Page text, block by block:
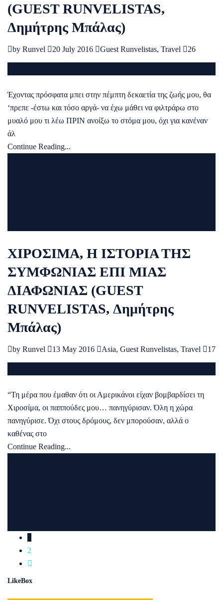
(GUEST RUNVELISTAS,
Δημήτρης Μπάλας)
by Runvel 20 July 2016 Guest Runvelistas, Travel 26
Έχοντας πρόσφατα μπει στην πέμπτη δεκαετία της ζωής μου, θα
‘πρεπε -έστω και τόσο αργά- να έχω μάθει να φιλτράρω στο
μυαλό μου τι λέω ΠΡΙΝ ανοίξω το στόμα μου, όχι για κανέναν
άλ
Continue Reading...
ΧΙΡΟΣΙΜΑ, Η ΙΣΤΟΡΙΑ ΤΗΣ
ΣΥΜΦΩΝΙΑΣ ΕΠΙ ΜΙΑΣ
ΔΙΑΦΩΝΙΑΣ (GUEST
RUNVELISTAS, Δημήτρης
Μπάλας)
by Runvel 13 May 2016 Asia, Guest Runvelistas, Travel 17
“Τη μέρα που έμαθαν ότι οι Αμερικάνοι είχαν βομβαρδίσει τη
Χιροσίμα, οι παππούδες μου… πανηγύρισαν. Όλη η χώρα
πανηγύρισε. Όχι στους δρόμους, δεν μπορούσαν, αλλά ο
καθένας στο
Continue Reading...
2
LikeBox